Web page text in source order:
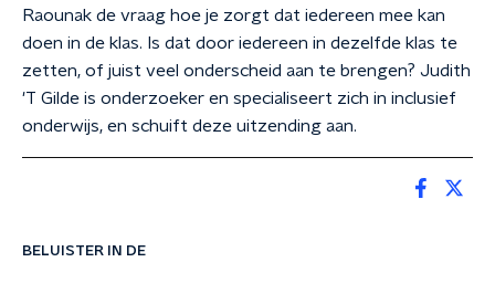
BELUISTER IN DE
Raounak de vraag hoe je zorgt dat iedereen mee kan
doen in de klas. Is dat door iedereen in dezelfde klas te
zetten, of juist veel onderscheid aan te brengen? Judith
'T Gilde is onderzoeker en specialiseert zich in inclusief
onderwijs, en schuift deze uitzending aan.